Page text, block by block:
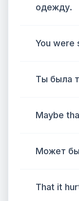
одежду.
You were
Ты была
Maybe
Может
That it